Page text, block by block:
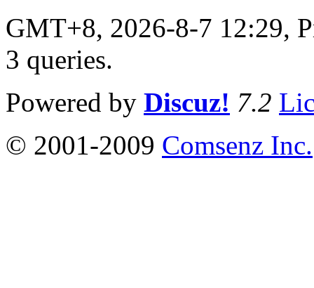
GMT+8, 2026-8-7 12:29,
3 queries.
Powered by Discuz! 7.2
© 2001-2009 Comsenz Inc.